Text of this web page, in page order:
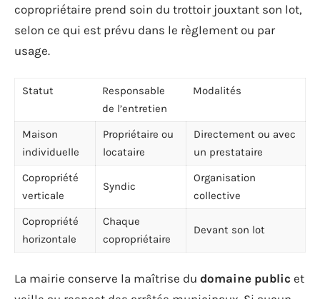
copropriétaire prend soin du trottoir jouxtant son lot,
selon ce qui est prévu dans le règlement ou par
usage.
Statut
Responsable
de l’entretien
Modalités
Maison
individuelle
Propriétaire ou
locataire
Directement ou avec
un prestataire
Copropriété
verticale
Syndic
Organisation
collective
Copropriété
horizontale
Chaque
copropriétaire
Devant son lot
La mairie conserve la maîtrise du domaine public et